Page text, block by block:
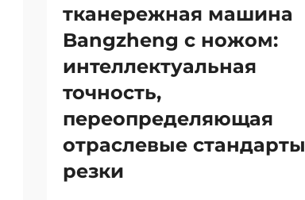
тканережная машина
Bangzheng с ножом:
интеллектуальная
точность,
переопределяющая
отраслевые стандарты
резки